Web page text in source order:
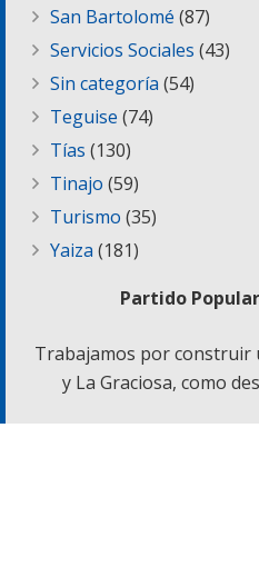
San Bartolomé (87)
Servicios Sociales (43)
Sin categoría (54)
Teguise (74)
Tías (130)
Tinajo (59)
Turismo (35)
Yaiza (181)
Partido
Trabajamos por
y La Graciosa, como